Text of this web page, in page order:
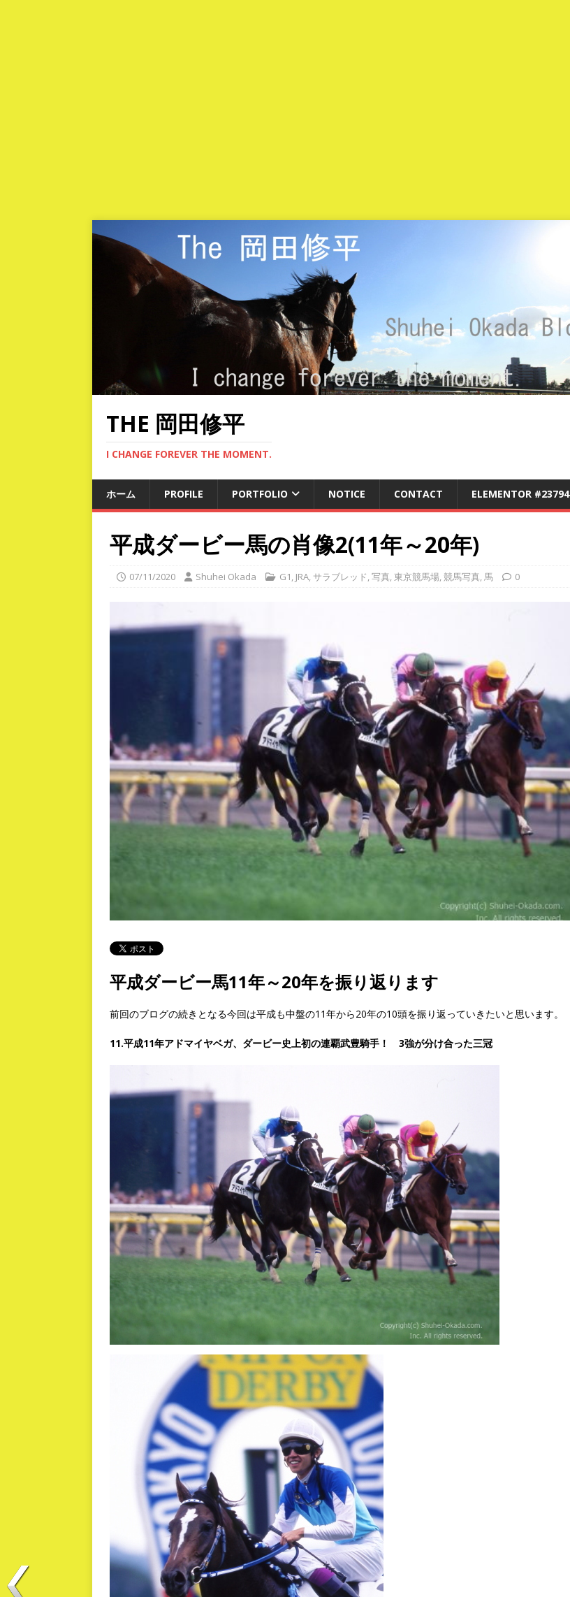
THE 岡田修平
I CHANGE FOREVER THE MOMENT.
ホーム PROFILE PORTFOLIO NOTICE CONTACT ELEMENTOR #23794
平成ダービー馬の肖像2(11年～20年)
07/11/2020 Shuhei Okada G1, JRA, サラブレッド,写真,東京競馬場,競馬写真,馬 0
平成ダービー馬11年～20年を振り返ります
前回のブログの続きとなる今回は平成も中盤の11年から20年の10頭を振り返っていきたいと思います。
11.平成11年アドマイヤベガ、ダービー史上初の連覇武豊騎手！ 3強が分け合った三冠